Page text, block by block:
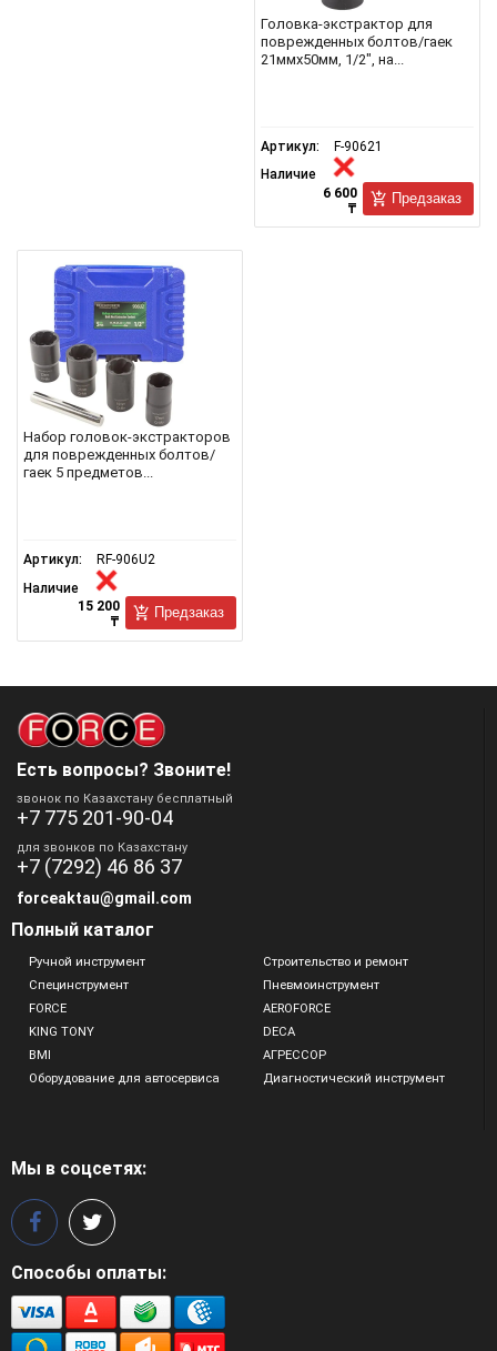
Головка-экстрактор для
поврежденных болтов/гаек
21ммх50мм, 1/2", на...
Артикул:
F-90621
Наличие
6 600
₸
Предзаказ
Набор головок-экстракторов
для поврежденных болтов/
гаек 5 предметов...
Артикул:
RF-906U2
Наличие
15 200
₸
Предзаказ
Есть вопросы? Звоните!
звонок по Казахстану бесплатный
+7 775 201-90-04
для звонков по Казахстану
+7 (7292) 46 86 37
forceaktau@gmail.com
Полный каталог
Ручной инструмент
Строительство и ремонт
Специнструмент
Пневмоинструмент
FORCE
AEROFORCE
KING TONY
DECA
BMI
АГРЕССОР
Оборудование для автосервиса
Диагностический инструмент
Мы в соцсетях:
Способы оплаты: